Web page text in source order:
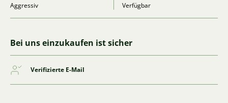
Aggressiv
Verfügbar
Bei uns einzukaufen ist sicher
Verifizierte E-Mail